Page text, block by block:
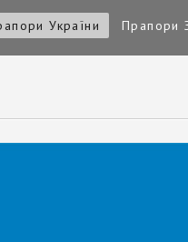
України Прапори